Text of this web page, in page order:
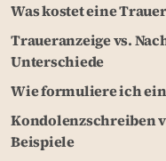
Was kostet eine
Traueranzeige vs.
Unterschiede
Wie formuliere ich
Kondolenzschreiben
Beispiele